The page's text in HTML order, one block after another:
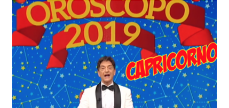
Mondo Mamma
News benessere
Salute
Viaggi e Turismo
Le Ricette in TV
Primi Piatti
Ricette Facili e Veloci
Ricette Feste